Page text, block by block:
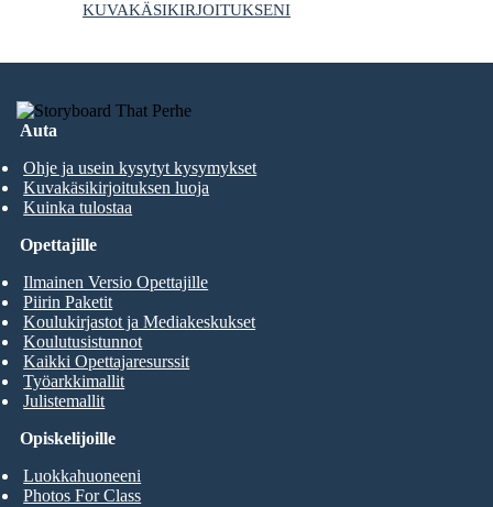
KUVAKÄSIKIRJOITUKSENI
Auta
Ohje ja usein kysytyt kysymykset
Kuvakäsikirjoituksen luoja
Kuinka tulostaa
Opiskelijoille
Luokkahuoneeni
Photos For Class
Opettajille
Ilmainen Versio Opettajille
Piirin Paketit
Koulukirjastot ja Mediakeskukset
Koulutusistunnot
Kaikki Opettajaresurssit
Työarkkimallit
Julistemallit